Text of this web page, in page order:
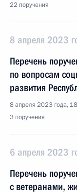
22 поручения
8 апреля 2023
Перечень
по вопросам
развития
8 апреля 2023 года,
3 поручения
6 апреля 2023
Перечень
с ветеранами,